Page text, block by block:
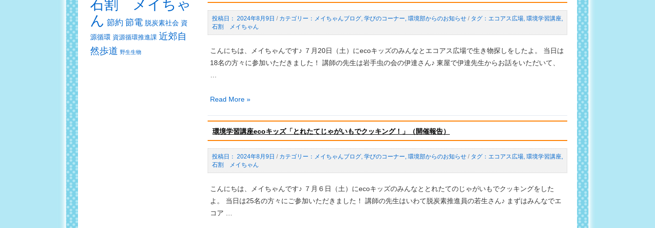
石割 メイちゃ
ん 節約 節電 脱炭素社会 資
源循環 資源循環推進課 近郊自
然歩道 野生生物
森
で
自
散
策！」
（開
報
告）
講
座
「再
と
生
出
散
策」
催
報
告）
2024年8月9日 / メイちゃんブログ, 学びのコーナー, 環境部からのお知らせ / エコアス広場, 環境学習講座,
石割 メイちゃん
こんにちは、メイちゃんです♪ ７月20日（土）にecoキッズのみんなとエコアス広場で生き物探しをしたよ。 当日は
18名の方々に参加いただきました！ 講師の先生は岩手虫の会の伊達さん♪ 東屋で伊達先生からお話をいただいて、
…
環
学
習
講
座
eco
ッ
Read More »
環境学習講座ecoキッズ「とれたてじゃがいもでクッキング！」（開催報告）
2024年8月9日 / メイちゃんブログ, 学びのコーナー, 環境部からのお知らせ / エコアス広場, 環境学習講座,
石割 メイちゃん
こんにちは、メイちゃんです♪ ７月６日（土）にecoキッズのみんなととれたてのじゃがいもでクッキングをした
よ。 当日は25名の方々にご参加いただきました！ 講師の先生はいわて脱炭素推進員の若生さん♪ まずはみんなでエ
コア …